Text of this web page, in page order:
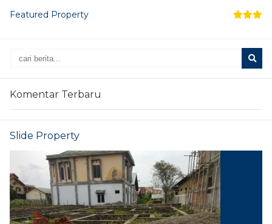
Featured Property
Komentar Terbaru
Slide Property